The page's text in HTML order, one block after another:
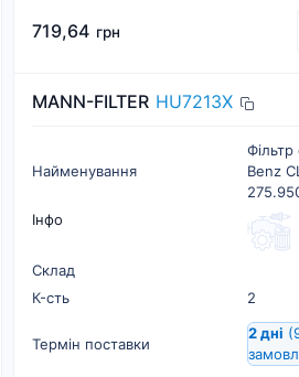
719,64 грн
MANN-FILTER HU7213X
Найменування
Benz
Інфо
Склад
К-cть
2
Термін поставки
2 дні